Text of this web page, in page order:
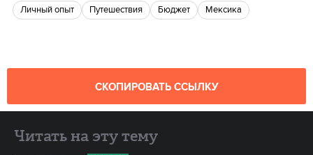
Личный опыт путешествия Бюджет Мексика
СКОПИРОВАТЬ ССЫЛКУ
Читать на эту тему